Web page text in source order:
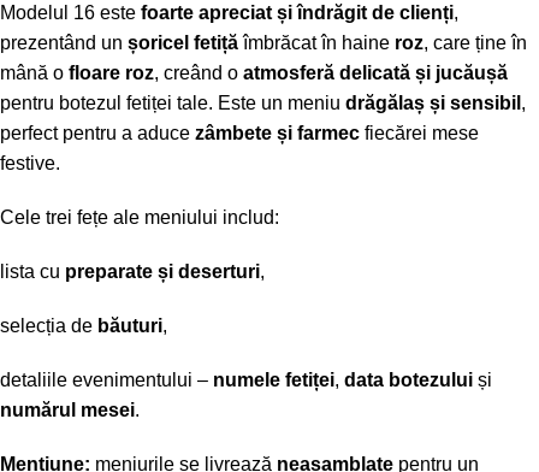
Modelul 16 este foarte apreciat și îndrăgit de clienți,
prezentând un șoricel fetițăîmbrăcat în haine roz, care ține în
mână o floare roz, creând o atmosferă delicată și jucăușă
pentru botezul fetiței tale. Este un meniu drăgălaș și sensibil ,
perfect pentru a aduce zâmbete și farmec fiecărei mese
festive.
Cele trei fețe ale meniului includ:
lista cu preparate și deserturi,
selecția de băuturi,
detaliile evenimentului – numele fetiței, data botezului și
numărul mesei.
Mențiune: meniurile se livrează neasamblate pentru un